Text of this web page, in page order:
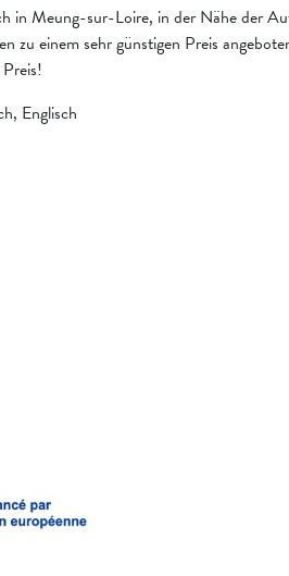
in Meung-sur-Loire, in der Nähe der
zu einem sehr günstigen Preis
Englisch